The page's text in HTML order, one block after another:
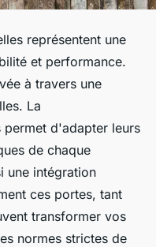
représentent une
et performance.
à travers une
La
permet d'adapter leurs
de chaque
une intégration
ces portes, tant
transformer vos
normes strictes de